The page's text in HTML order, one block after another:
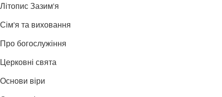
Літопис Зазим'я
Сім'я та виховання
Про богослужіння
Церковні свята
Основи віри